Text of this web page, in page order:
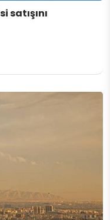
satışını